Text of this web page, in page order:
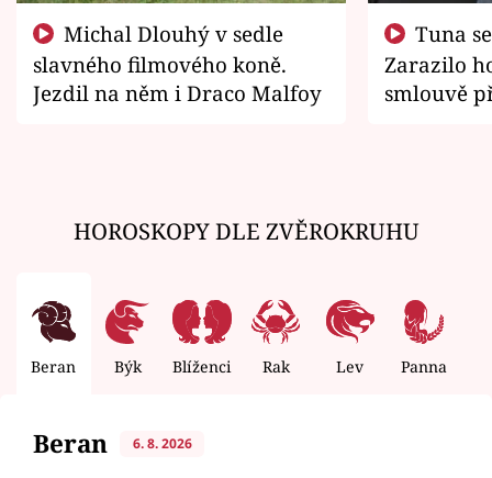
slavného filmového koně.
Jezdil na něm i Draco Malfoy
Zarazilo
smlouvě
HOROSKOPY DLE ZVĚROKRUHU
Beran Býk Blíženci Rak Lev Panna
Beran 6. 8. 2026